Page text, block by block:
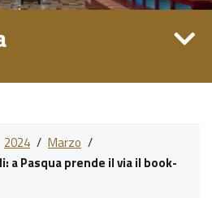
2024 / Marzo /
a Pasqua prende il via il book-